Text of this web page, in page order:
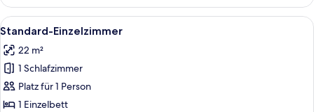
Alle
Fotos
für
Standard-
Einzelzimmer
anzeigen
Ein Hotelzimmer mit Schreibtisch
3
Standard-Einzelzimmer
22 m²
1 Schlafzimmer
Platz für 1 Person
1 Einzelbett